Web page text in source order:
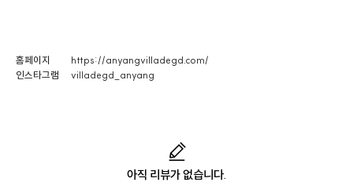
홈페이지
https://anyangvilladegd.com/
인스타그램
villadegd_anyang
아직 리뷰가 없습니다.